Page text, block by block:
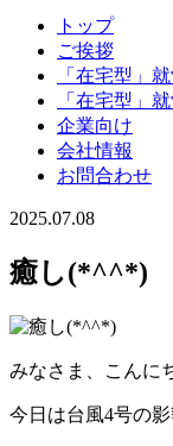
トップ
ご挨拶
「在宅型」
「在宅型」
企業向け
会社情報
お問合わせ
2025.07.08
癒し(*^^*)
みなさま、こんに
今日は台風4号の